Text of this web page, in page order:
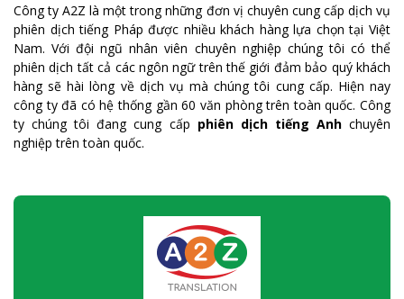
Công ty A2Z là một trong những đơn vị chuyên cung cấp dịch vụ
phiên dịch tiếng Pháp được nhiều khách hàng lựa chọn tại Việt
Nam. Với đội ngũ nhân viên chuyên nghiệp chúng tôi có thể
phiên dịch tất cả các ngôn ngữ trên thế giới đảm bảo quý khách
hàng sẽ hài lòng về dịch vụ mà chúng tôi cung cấp. Hiện nay
công ty đã có hệ thống gần 60 văn phòng trên toàn quốc. Công
ty chúng tôi đang cung cấp phiên dịch tiếng Anhchuyên
nghiệp trên toàn quốc.